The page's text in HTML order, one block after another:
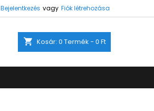
Bejelentkezés vagy Fiók létrehozása
shopping_cart Kosár: 0 Termék - 0 Ft